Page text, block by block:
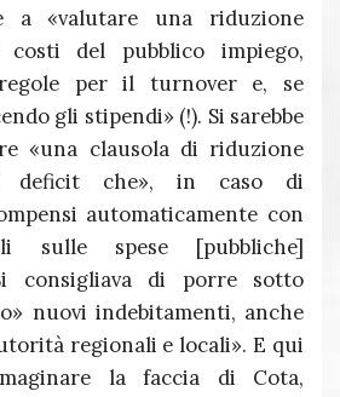
a «valutare una riduzione
costi del pubblico impiego,
per il turnover e, se
gli stipendi» (!). Si sarebbe
«una clausola di riduzione
deficit che», in caso di
automaticamente con
sulle spese [pubbliche]
consigliava di porre sotto
nuovi indebitamenti, anche
regionali e locali». E qui
la faccia di Cota,